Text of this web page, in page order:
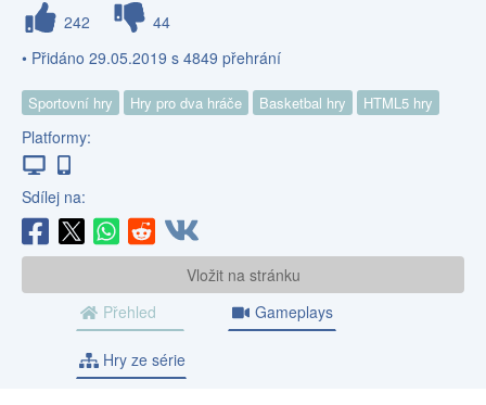
242
44
• Přidáno 29.05.2019 s 4849 přehrání
Sportovní hry Hry pro dva hráče Basketbal hry HTML5 hry
Platformy:
Sdílej na:
Vložit na stránku
Přehled
Gameplays
Hry ze série